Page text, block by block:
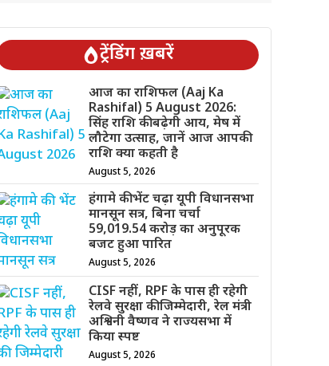
ट्रेंडिंग ख़बरें
आज का राशिफल (Aaj Ka
Rashifal) 5 August 2026:
सिंह राशि की बढ़ेगी आय, मेष में
लौटेगा उत्साह, जानें आज आपकी
राशि क्या कहती है
August 5, 2026
हंगामे की भेंट चढ़ा यूपी विधानसभा
मानसून सत्र, बिना चर्चा
59,019.54 करोड़ का अनुपूरक
बजट हुआ पारित
August 5, 2026
CISF नहीं, RPF के पास ही रहेगी
रेलवे सुरक्षा की जिम्मेदारी, रेल मंत्री
अश्विनी वैष्णव ने राज्यसभा में
किया स्पष्ट
August 5, 2026